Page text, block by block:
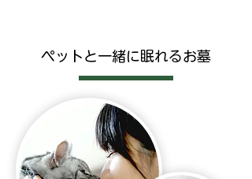
ペットと一緒に眠れるお墓